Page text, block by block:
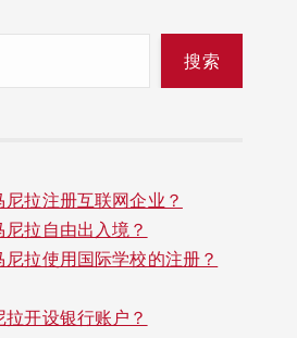
搜索
拉注册互联网企业？
拉自由出入境？
拉使用国际学校的注册？
开设银行账户？